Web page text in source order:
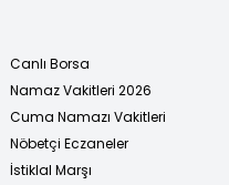
Canlı Borsa
Namaz Vakitleri 2026
Cuma Namazı Vakitleri
Nöbetçi Eczaneler
İstiklal Marşı